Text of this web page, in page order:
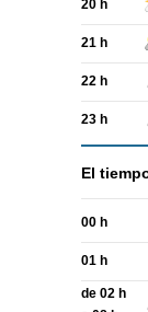
20 h
21 h
22 h
23 h
El
00 h
01 h
de 02 h